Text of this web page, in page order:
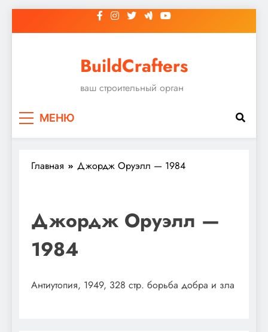
к
BuildCrafters
ваш строительный орган
МЕНЮ
Главная Джордж Оруэлл — 1984
Джордж Оруэлл —
1984
Антиутопия, 1949, 328 стр. борьба добра и зла